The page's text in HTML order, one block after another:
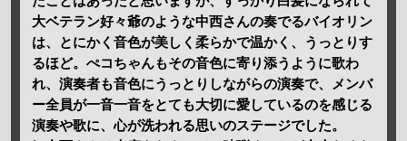
大ベテラン好々爺のような中西さんの奏でるバイオリン
は、とにかく音色が美しく柔らかで温かく、うっとりす
るほど。ぺコちゃんもその音色に寄り添うように歌わ
れ、演奏者も音色にうっとりしながらの演奏で、メンバ
ー全員が一音一音をとても大切に愛しているのを感じる
演奏や歌に、心が洗われる思いのステージでした。